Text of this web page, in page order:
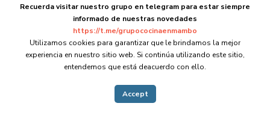
Cocina de aprovechamiento
Cócteles
Recuerda visitar nuestro grupo en telegram para estar siempre
informado de nuestras novedades
https://t.me/grupococinaenmambo
Utilizamos cookies para garantizar que le brindamos la mejor
experiencia en nuestro sitio web. Si continúa utilizando este sitio,
entendemos que está deacuerdo con ello.
Accept